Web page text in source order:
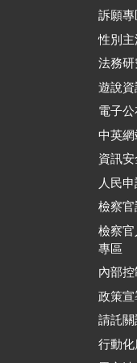
訴願專
性別
法務
遊說資
電子公
中英
資訊安
人民
檢察
檢察
專區
內部
政策
請託
行動